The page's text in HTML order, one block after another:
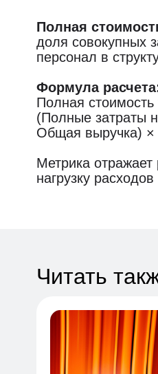
Полная
доля совокупных
персонал в
Формула
Полная стоимость
(Полные затраты
Общая выручка) ×
Метрика
нагрузку
Читать